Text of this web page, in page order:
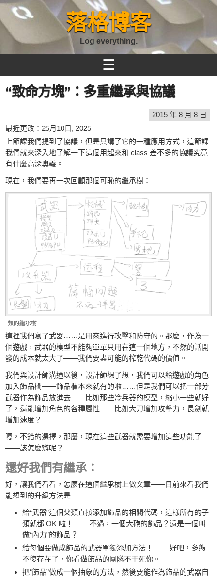
落格博客
Log everything.
☰
“致命方塊”：多重繼承與協議
2015 年 8 月 8 日
最近更改：25月10日, 2025
上節課我們提到了協議，但是只講了它的一種應用方式，這節課
我們就來深入地了解一下這個用起來和 class 差不多的協議究竟
有什麼高深奧義。
現在，我們要再一次回顧那個可恥的繼承樹：
類的繼承樹
這裡我們寫了武器……是用來進行攻擊和防守的。那麼，作為一
個遊戲，武器的模型不能夠單單只用在這一個地方，不然的話開
發的成本就太大了——我們要盡可能的榨乾代碼的價值。
我們與設計師溝通以後，設計師想了想，我們可以給遊戲的角色
加入飾品欄——飾品欄本來就有的啦……但是我們可以把一部分
武器作為飾品放進去——比如那些冷兵器的模型，縮小一些就好
了，還能增加角色的各種屬性——比如大刀增加攻擊力，長劍就
增加速度？
嗯，不錯的選擇，那麼，現在這些武器就需要增加這些功能了
——該怎麼辦呢？
還好我們有繼承：
好，讓我們看看，怎麼在這個繼承樹上做文章——目前來看我們
能想到的升級方法是
給“武器”這個父類直接添加飾品的相關代碼，這樣所有的子
類就都 OK 啦！ ——不過，一個大砲的飾品？還是一個叫
做“內力”的飾品？
給每個要做成飾品的武器單獨添加方法！ ——好吧，多態
不復存在了，你看做飾品的團隊不干死你。
把“飾品”做成一個抽象的方法，然後要能作為飾品的武器自